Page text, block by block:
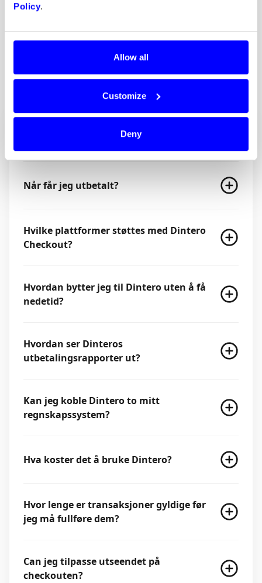
Policy.
Allow all
Customize
Deny
Vanligste spørsmål Utbetaling & rapporter Shopify
Når får jeg utbetalt?
Hvilke plattformer støttes med Dintero
Checkout?
Hvordan bytter jeg til Dintero uten å få
nedetid?
Hvordan ser Dinteros
utbetalingsrapporter ut?
Kan jeg koble Dintero to mitt
regnskapssystem?
Hva koster det å bruke Dintero?
Hvor lenge er transaksjoner gyldige før
jeg må fullføre dem?
Can jeg tilpasse utseendet på
checkouten?